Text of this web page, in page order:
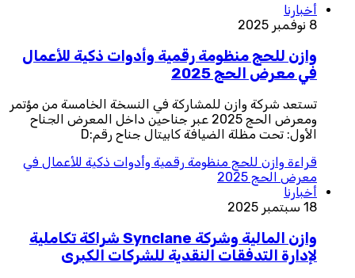
أخبارنا
8 نوفمبر 2025
وازن للحج منظومة رقمية وأدوات ذكية للأعمال
في معرض الحج 2025
تستعد شركة وازن للمشاركة في النسخة الخامسة من مؤتمر
ومعرض الحج 2025 عبر جناحين داخل المعرض الجناح
الأول: تحت مظلة الضيافة كابيتال جناح رقم:D
قراءة وازن للحج منظومة رقمية وأدوات ذكية للأعمال في
معرض الحج 2025
أخبارنا
18 سبتمبر 2025
وازن المالية وشركة Synclane شراكة تكاملية
لإدارة التدفقات النقدية للشركات الكبرى